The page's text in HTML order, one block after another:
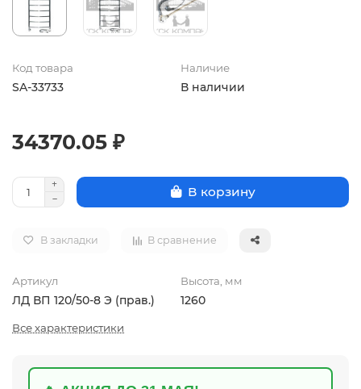
Код товара
SA-33733
Наличие
В наличии
34370.05 ₽
В корзину
В закладки В сравнение
Артикул
ЛД ВП 120/50-8 Э (прав.)
Высота, мм
1260
Все характеристики